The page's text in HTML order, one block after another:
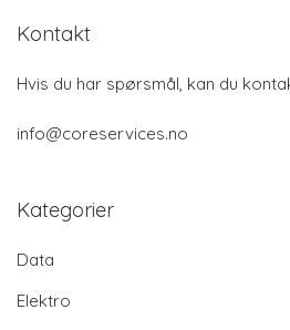
Kontakt
Hvis du har spørsmål, kan du
info@coreservices.no
Kategorier
Data
Elektro